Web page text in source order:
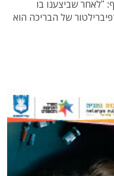
"לאחר שביצענו בו
של הבריכה הוא